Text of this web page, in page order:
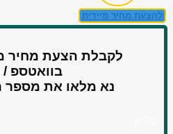
להצעת מחיר מיידית
לקבלת הצעת מחיר
בוואטספ
נא מלאו את מספר